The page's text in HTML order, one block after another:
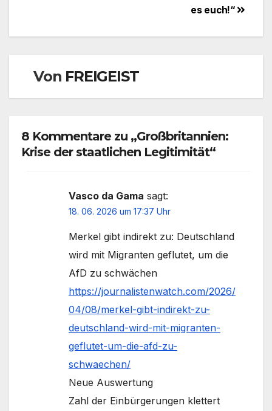
es euch!“
Von FREIGEIST
8 Kommentare zu „Großbritannien:
Krise der staatlichen Legitimität“
Vasco da Gama sagt:
18. 06. 2026 um 17:37 Uhr
Merkel gibt indirekt zu: Deutschland
wird mit Migranten geflutet, um die
AfD zu schwächen
https://journalistenwatch.com/2026/
04/08/merkel-gibt-indirekt-zu-
deutschland-wird-mit-migranten-
geflutet-um-die-afd-zu-
schwaechen/
Neue Auswertung
Zahl der Einbürgerungen klettert